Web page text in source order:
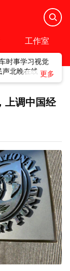
工作室
时事学习视觉
声北晚在线
上调中国经